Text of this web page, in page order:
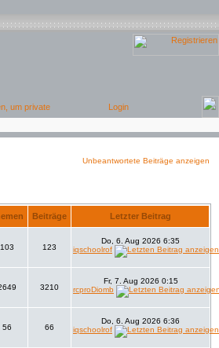
Unbeantwortete Beiträge anzeigen
Beiträge Letzter Beitrag
103 123
Do, 6. Aug 2026 6:35
iqschoolrof
3210
Fr, 7. Aug 2026 0:15
rcproDiomb
56 66
Do, 6. Aug 2026 6:36
iqschoolrof